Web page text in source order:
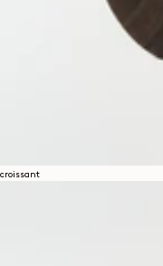
croissant